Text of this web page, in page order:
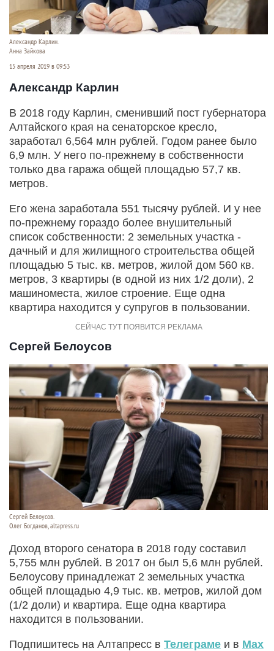
Александр Карлин.
Анна Зайкова
15 апреля 2019 в 09:53
Александр Карлин
В 2018 году Карлин, сменивший пост губернатора
Алтайского края на сенаторское кресло,
заработал 6,564 млн рублей. Годом ранее было
6,9 млн. У него по-прежнему в собственности
только два гаража общей площадью 57,7 кв.
метров.
Его жена заработала 551 тысячу рублей. И у нее
по-прежнему гораздо более внушительный
список собственности: 2 земельных участка -
дачный и для жилищного строительства общей
площадью 5 тыс. кв. метров, жилой дом 560 кв.
метров, 3 квартиры (в одной из них 1/2 доли), 2
машиноместа, жилое строение. Еще одна
квартира находится у супругов в пользовании.
Сергей Белоусов
Сергей Белоусов.
Олег Богданов, altapress.ru
Доход второго сенатора в 2018 году составил
5,755 млн рублей. В 2017 он был 5,6 млн рублей.
Белоусову принадлежат 2 земельных участка
общей площадью 4,9 тыс. кв. метров, жилой дом
(1/2 доли) и квартира. Еще одна квартира
находится в пользовании.
Подпишитесь на Алтапресс в Телеграме и в Max